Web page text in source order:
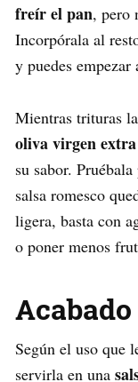
freír el pan, pero
Incorpórala al
y puedes empezar
Mientras trituras
oliva virgen extra
su sabor.
salsa romesco
ligera, basta con
o poner menos
Según el uso que
servirla en una